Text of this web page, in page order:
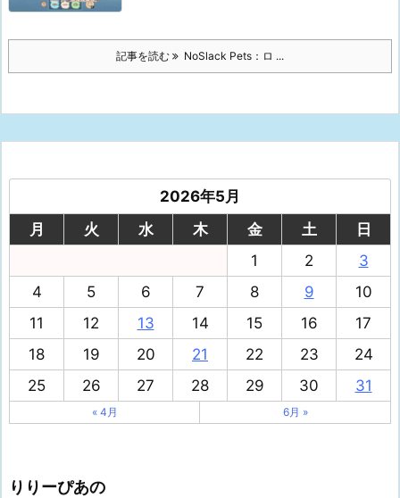
記事を読む NoSlack Pets：ロ ...
2026年5月
月
火 水 木 金 土
日
1
2
3
4
5 6 7 8 9
10
11
12 13 14 15 16
17
18
19 20 21 22 23
24
25
26 27 28 29 30 31
« 4月 6月 »
りりーぴあの